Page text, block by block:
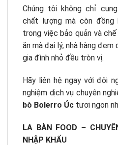
Chúng tôi không chỉ
chất lượng mà còn đồng
trong việc bảo quản và
ăn mà đại lý, nhà hàng
gia đình nhỏ đều tròn vị.
Hãy liên hệ ngay với đội
nghiệm dịch vụ chuyên
bò Bolerro Úc tươi ngon
LA BÀN FOOD –
NHẬP KHẨU